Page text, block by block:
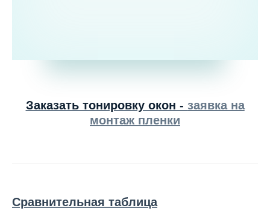
Заказать тонировку окон - заявка на
монтаж пленки
Сравнительная таблица